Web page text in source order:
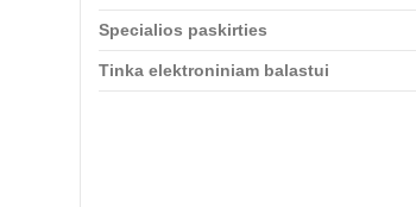
Specialios paskirties
Tinka elektroniniam balastui